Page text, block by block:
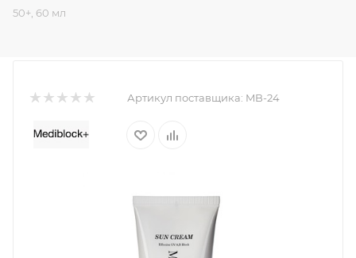
50+, 60 мл
Артикул поставщика: MB-24